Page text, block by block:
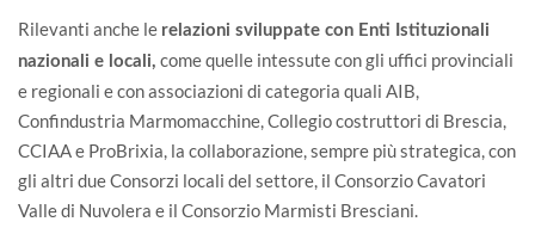
Rilevanti anche le relazioni sviluppate con Enti Istituzionali
nazionali e locali, come quelle intessute con gli uffici provinciali
e regionali e con associazioni di categoria quali AIB,
Confindustria Marmomacchine, Collegio costruttori di Brescia,
CCIAA e ProBrixia, la collaborazione, sempre più strategica, con
gli altri due Consorzi locali del settore, il Consorzio Cavatori
Valle di Nuvolera e il Consorzio Marmisti Bresciani.